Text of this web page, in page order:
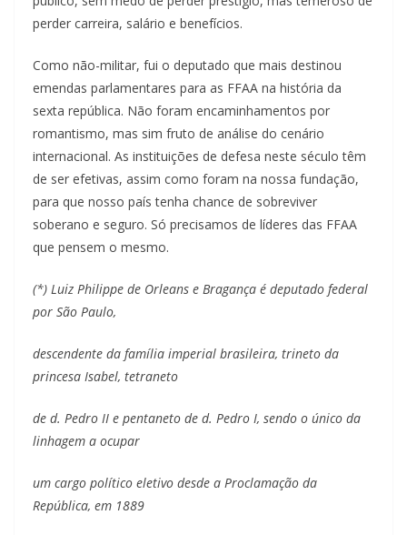
perder carreira, salário e benefícios.
Como não-militar, fui o deputado que mais destinou
emendas parlamentares para as FFAA na história da
sexta república. Não foram encaminhamentos por
romantismo, mas sim fruto de análise do cenário
internacional. As instituições de defesa neste século têm
de ser efetivas, assim como foram na nossa fundação,
para que nosso país tenha chance de sobreviver
soberano e seguro. Só precisamos de líderes das FFAA
que pensem o mesmo.
(*) Luiz Philippe de Orleans e Bragança é deputado federal
por São Paulo,
descendente da família imperial brasileira, trineto da
princesa Isabel, tetraneto
de d. Pedro II e pentaneto de d. Pedro I, sendo o único da
linhagem a ocupar
um cargo político eletivo desde a Proclamação da
República, em 1889